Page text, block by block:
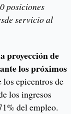
posiciones
servicio al
proyección de
los próximos
los epicentros de
los ingresos
del empleo.